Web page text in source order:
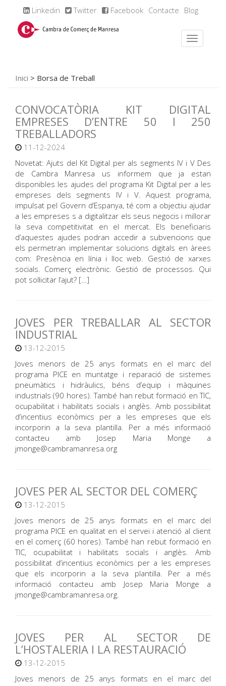
Linkedin Twitter Facebook Contacte Blog
Inici > Borsa de Treball
CONVOCATÒRIA KIT DIGITAL
EMPRESES D’ENTRE 50 I 250
TREBALLADORS
11-12-2024
Novetat: Ajuts del Kit Digital per als segments IV i V Des
de Cambra Manresa us informem que ja estan
disponibles les ajudes del programa Kit Digital per a les
empreses dels segments IV i V. Aquest programa,
impulsat pel Govern d’Espanya, té com a objectiu ajudar
a les empreses s a digitalitzar els seus negocis i millorar
la seva competitivitat en el mercat. Els beneficiaris
d’aquestes ajudes podran accedir a subvencions que
els permetran implementar solucions digitals en àrees
com: Presència en línia i lloc web. Gestió de xarxes
socials. Comerç electrònic. Gestió de processos. Qui
pot sol·licitar l’ajut? […]
JOVES PER TREBALLAR AL SECTOR
INDUSTRIAL
13-12-2015
Joves menors de 25 anys formats en el marc del
programa PICE en muntatge i reparació de sistemes
pneumàtics i hidràulics, béns d’equip i màquines
industrials (90 hores). També han rebut formació en TIC,
ocupabilitat i habilitats socials i anglès. Amb possibilitat
d’incentius econòmics per a les empreses que els
incorporin a la seva plantilla. Per a més informació
contacteu amb Josep Maria Monge a
jmonge@cambramanresa.org
JOVES PER AL SECTOR DEL COMERÇ
13-12-2015
Joves menors de 25 anys formats en el marc del
programa PICE en qualitat en el servei i atenció al client
en el comerç (60 hores). També han rebut formació en
TIC, ocupabilitat i habilitats socials i anglès. Amb
possibilitat d’incentius econòmics per a les empreses
que els incorporin a la seva plantilla. Per a més
informació contacteu amb Josep Maria Monge a
jmonge@cambramanresa.org.
JOVES PER AL SECTOR DE
L’HOSTALERIA I LA RESTAURACIÓ
13-12-2015
Joves menors de 25 anys formats en el marc del